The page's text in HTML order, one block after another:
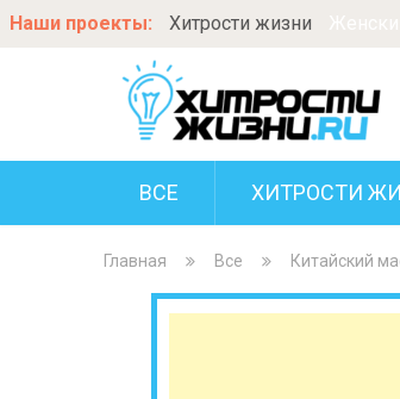
Наши проекты: Хитрости жизни
ВСЕ ХИТРОСТИ
Главная Все Китайский